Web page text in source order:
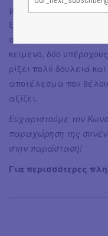
μήνες που δεν έχω
ξέρω, μακάρι να
σε προσέλευση στο
κείμενο, δύο
ρίξει πολύ δουλειά
αποτέλεσμα που
αξίζει.
Ευχαριστούμε τον
παραχώρηση της
στην παράσταση!
Για περισσότερες